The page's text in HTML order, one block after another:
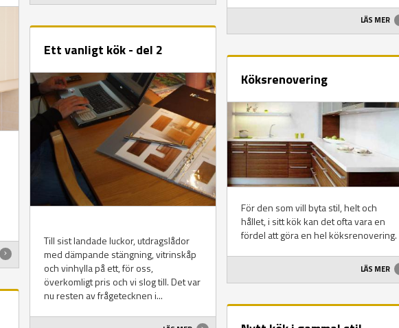
Ett vanligt kök - del 2
Till sist landade luckor, utdragslådor
med dämpande stängning, vitrinskåp
och vinhylla på ett, för oss,
överkomligt pris och vi slog till. Det var
nu resten av frågetecknen i...
LÄS MER
Köksrenovering
För den som vill byta stil, helt och
hållet, i sitt kök kan det ofta vara en
fördel att göra en hel köksrenovering.
LÄS MER